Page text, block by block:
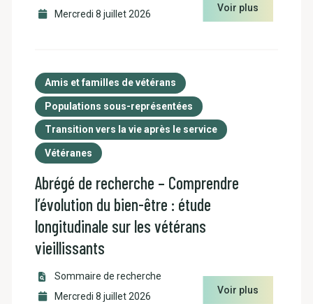
Mercredi 8 juillet 2026
Voir plus
Amis et familles de vétérans
Populations sous-représentées
Transition vers la vie après le service
Vétéranes
Abrégé de recherche – Comprendre
l’évolution du bien-être : étude
longitudinale sur les vétérans
vieillissants
Sommaire de recherche
Mercredi 8 juillet 2026
Voir plus